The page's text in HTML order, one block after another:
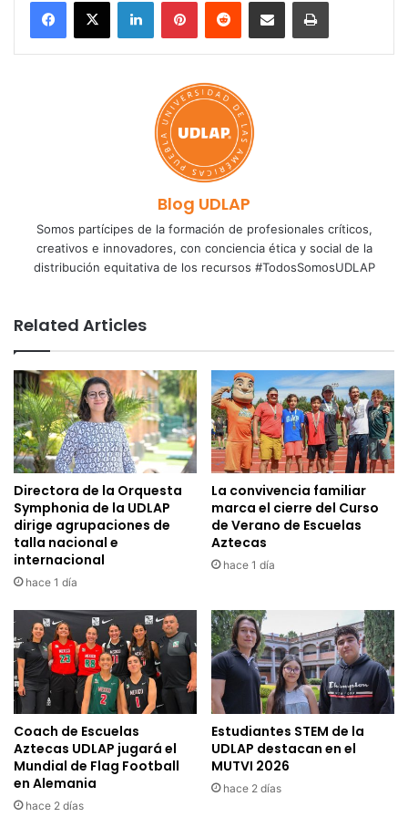
Blog UDLAP
Somos partícipes de la formación de profesionales críticos,
creativos e innovadores, con conciencia ética y social de la
distribución equitativa de los recursos #TodosSomosUDLAP
Related Articles
Directora de la Orquesta
Symphonia de la UDLAP
dirige agrupaciones de
talla nacional e
internacional
hace 1 día
La convivencia familiar
marca el cierre del Curso
de Verano de Escuelas
Aztecas
hace 1 día
Coach de Escuelas
Aztecas UDLAP jugará el
Mundial de Flag Football
en Alemania
hace 2 días
Estudiantes STEM de la
UDLAP destacan en el
MUTVI 2026
hace 2 días